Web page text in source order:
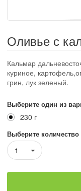
Оливье с
Кальмар
куриное,
грин, лук зеленый.
Выберите один из
230 г
Выберите количество
1